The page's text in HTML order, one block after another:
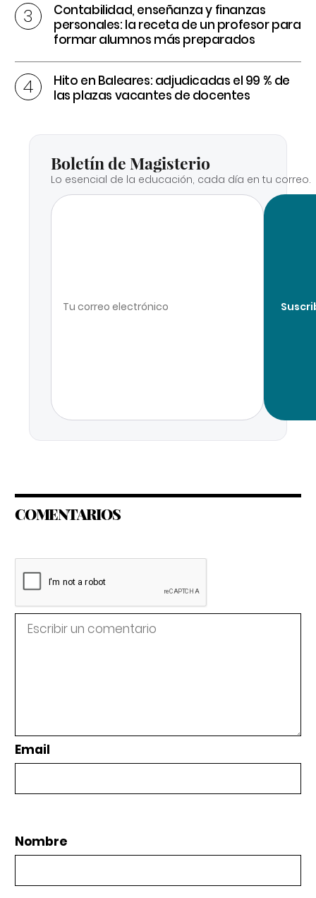
Contabilidad, enseñanza y finanzas
personales: la receta de un profesor para
formar alumnos más preparados
Hito en Baleares: adjudicadas el 99 % de
las plazas vacantes de docentes
Boletín de Magisterio
Lo esencial de la educación, cada día en tu correo.
COMENTARIOS
Email
Nombre